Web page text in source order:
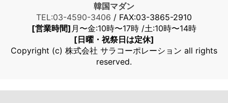
韓国マダン
TEL:03-4590-3406 / FAX:03-3865-2910
[営業時間] 月〜金:10時〜17時 /土:10時〜14時
[日曜・祝祭日は定休]
Copyright (c) 株式会社 サラコーポレーション all rights
reserved.